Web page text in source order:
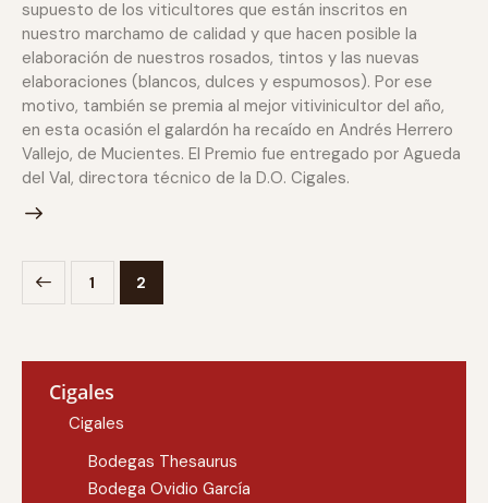
supuesto de los viticultores que están inscritos en
nuestro marchamo de calidad y que hacen posible la
elaboración de nuestros rosados, tintos y las nuevas
elaboraciones (blancos, dulces y espumosos). Por ese
motivo, también se premia al mejor vitivinicultor del año,
en esta ocasión el galardón ha recaído en Andrés Herrero
Vallejo, de Mucientes. El Premio fue entregado por Agueda
del Val, directora técnico de la D.O. Cigales.
1 2
Cigales
Cigales
Bodegas Thesaurus
Bodega Ovidio García